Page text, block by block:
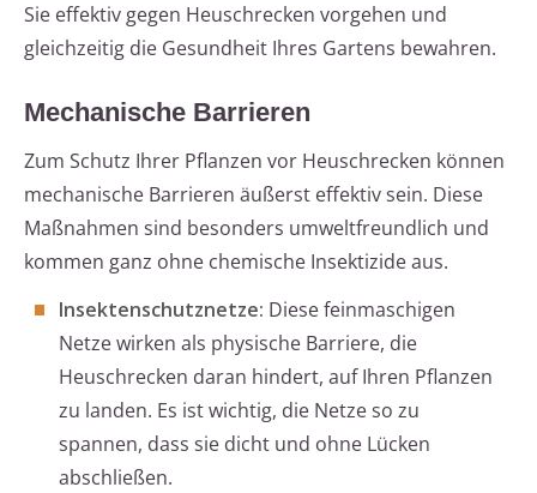
Sie effektiv gegen Heuschrecken vorgehen und
gleichzeitig die Gesundheit Ihres Gartens bewahren.
Mechanische Barrieren
Zum Schutz Ihrer Pflanzen vor Heuschrecken können
mechanische Barrieren äußerst effektiv sein. Diese
Maßnahmen sind besonders umweltfreundlich und
kommen ganz ohne chemische Insektizide aus.
Insektenschutznetze: Diese feinmaschigen
Netze wirken als physische Barriere, die
Heuschrecken daran hindert, auf Ihren Pflanzen
zu landen. Es ist wichtig, die Netze so zu
spannen, dass sie dicht und ohne Lücken
abschließen.